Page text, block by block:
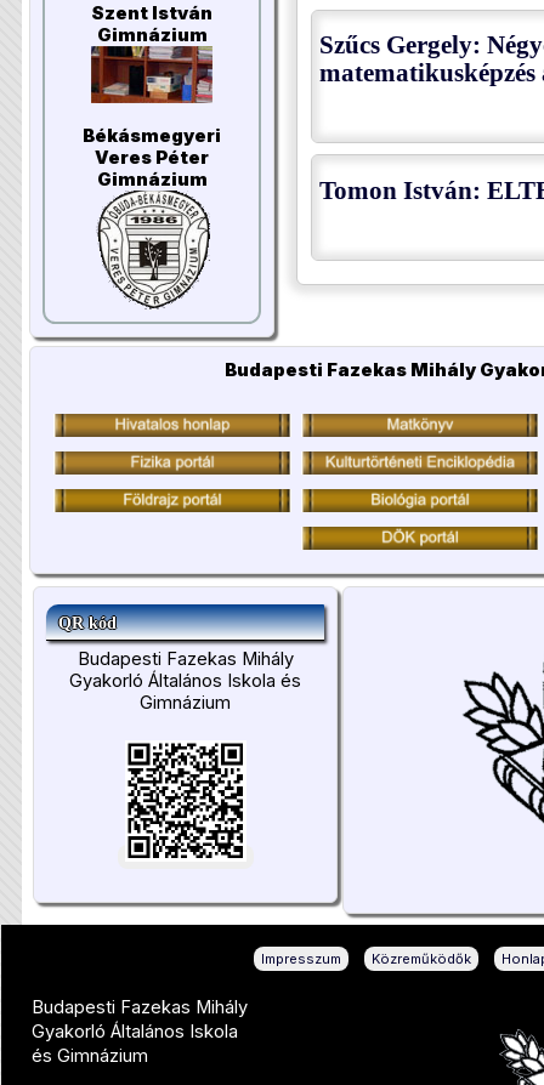
Szent István
Gimnázium
Békásmegyeri
Veres Péter
Gimnázium
Szűcs Gergely:
Tomon István:
Budapesti Fazekas Mihály
QR kód
Budapesti Fazekas Mihály
Gyakorló Általános Iskola és
Gimnázium
Impresszum Közreműködők
Budapesti Fazekas Mihály
Gyakorló Általános Iskola
és Gimnázium